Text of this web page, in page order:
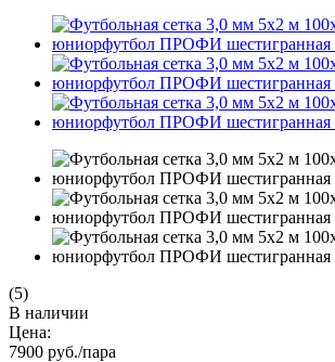
(5)
В наличии
Цена:
7900 руб./пара